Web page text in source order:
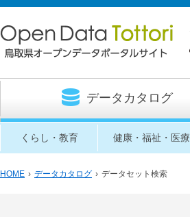
データカタログ
くらし・教育 健康・福祉・医療
HOME › データカタログ › データセット検索